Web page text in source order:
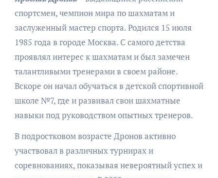
спортсмен, чемпион мира по шахматам и
заслуженный мастер спорта. Родился 15 июля
1985 года в городе Москва. С самого детства
проявлял интерес к шахматам и был замечен
талантливыми тренерами в своем районе.
Вскоре он начал обучаться в детской спортивной
школе №7, где и развивал свои шахматные
навыки под руководством опытных тренеров.
В подростковом возрасте Дронов активно
участвовал в различных турнирах и
соревнованиях, показывая невероятный успех и